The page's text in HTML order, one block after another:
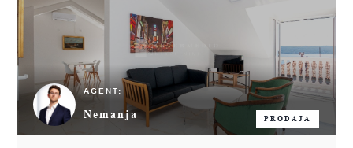
AGENT:
Nemanja PRODAJA